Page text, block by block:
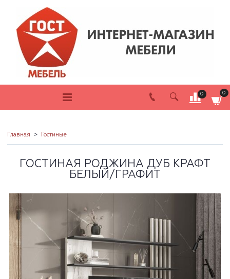
0 0
Главная Гостиные
ГОСТИНАЯ РОДЖИНА ДУБ КРАФТ
БЕЛЫЙ/ГРАФИТ